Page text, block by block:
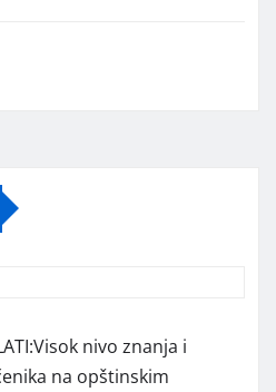
nivo znanja i
na opštinskim